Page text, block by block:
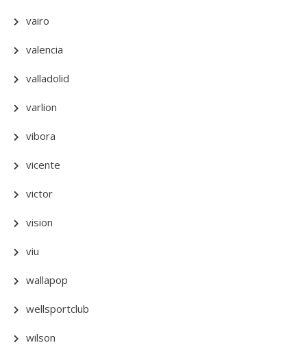
vairo
valencia
valladolid
varlion
vibora
vicente
victor
vision
viu
wallapop
wellsportclub
wilson